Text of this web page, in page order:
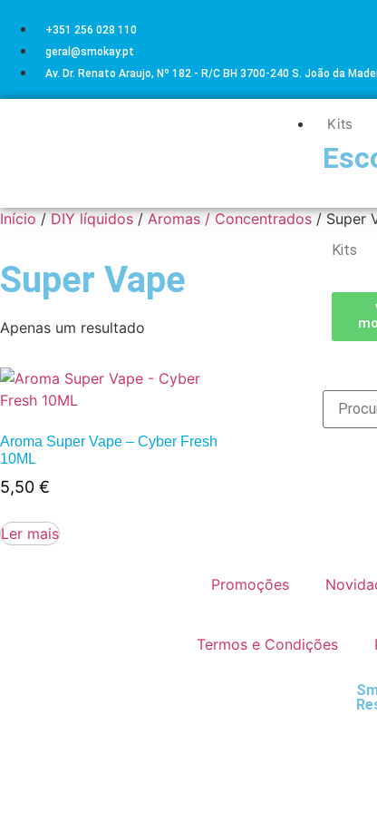
+351 256 028 110
geral@smokay.pt
Av. Dr. Renato Araujo, Nº 182 - R/C BH 3700-240 S. João da
Kits
Kits
Início/DIY líquidos/Aromas / Concentrados/ Super
Super Vape
Apenas um resultado
Aroma Super Vape – Cyber Fresh
10ML
5,50 €
Ler mais
Promoções
Termos e Condições